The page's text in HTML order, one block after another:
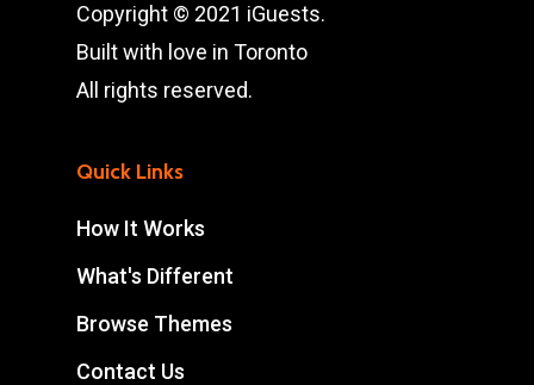
Copyright © 2021 iGuests.
Built with love in Toronto
All rights reserved.
Quick Links
How It Works
What's Different
Browse Themes
Contact Us